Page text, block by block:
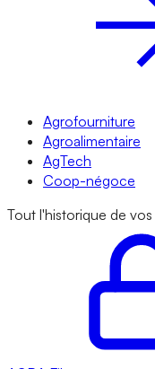
Agrofourniture
Agroalimentaire
AgTech
Coop-négoce
Tout l'historique de